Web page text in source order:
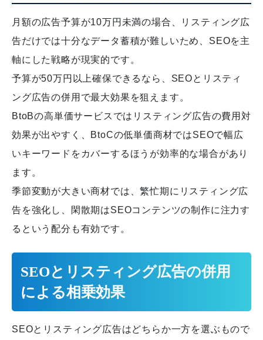
月額の広告予算が10万円未満の場合、リスティング広
告だけでは十分なデータ蓄積が難しいため、SEOを主
軸にした戦略が現実的です。
予算が50万円以上確保できるなら、SEOとリスティ
ング広告の併用で最大効果を狙えます。
BtoBの高単価サービスではリスティング広告の費用対
効果が出やすく、BtoCの低単価商材ではSEOで幅広
いキーワードをカバーするほうが効率的な場合があり
ます。
季節変動が大きい商材では、繁忙期にリスティング広
告を強化し、閑散期はSEOコンテンツの制作に注力す
るという配分も有効です。
SEOとリスティング広告の併用
による相乗効果
SEOとリスティング広告はどちらか一方を選ぶもので